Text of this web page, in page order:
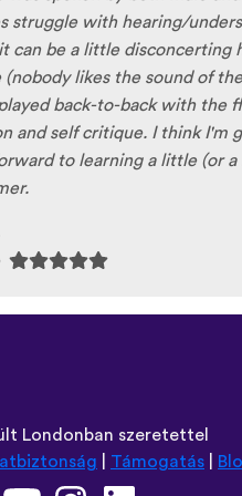
struggle with hearing/
can be a little disconcerting
(nobody likes the sound of
back-to-back with the
and self critique. I think I'm
to learning a little (or
Londonban szeretettel
Támogatás